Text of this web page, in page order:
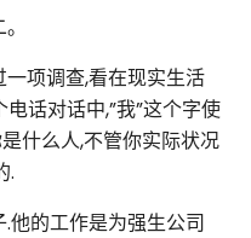
项调查,看在现实生活
话对话中,”我”这个字使
什么人,不管你实际状况
.
他的工作是为强生公司